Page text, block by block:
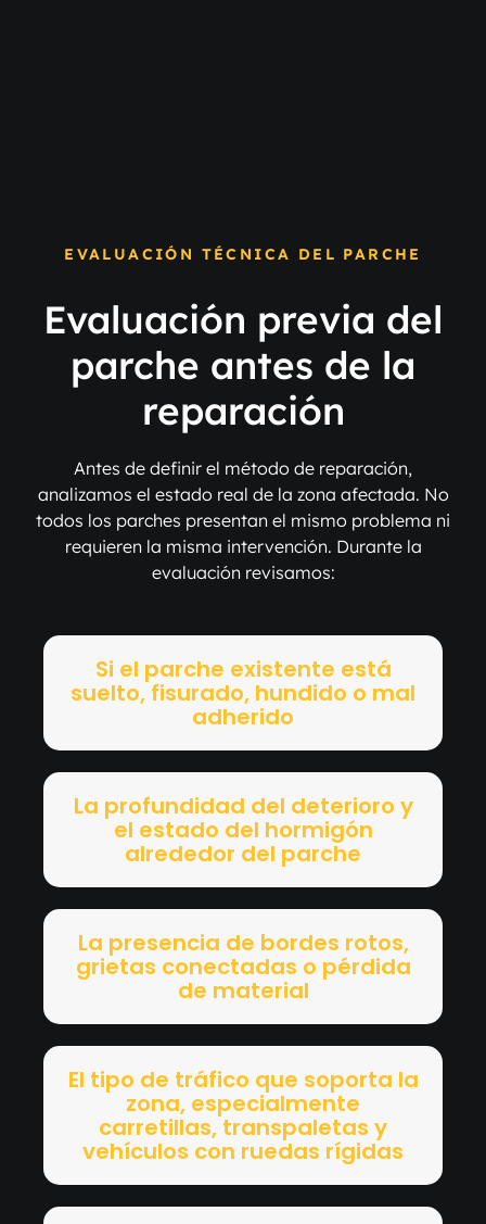
EVALUACIÓN TÉCNICA DEL PARCHE
Evaluación previa del
parche antes de la
reparación
Antes de definir el método de reparación,
analizamos el estado real de la zona afectada. No
todos los parches presentan el mismo problema ni
requieren la misma intervención. Durante la
evaluación revisamos:
Si el parche existente está
suelto, fisurado, hundido o mal
adherido
La profundidad del deterioro y
el estado del hormigón
alrededor del parche
La presencia de bordes rotos,
grietas conectadas o pérdida
de material
El tipo de tráfico que soporta la
zona, especialmente
carretillas, transpaletas y
vehículos con ruedas rígidas